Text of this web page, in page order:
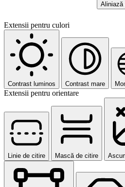
Aliniază
Extensii pentru culori
Contrast luminos Contrast mare
Extensii pentru orientare
Linie de citire Mască de citire